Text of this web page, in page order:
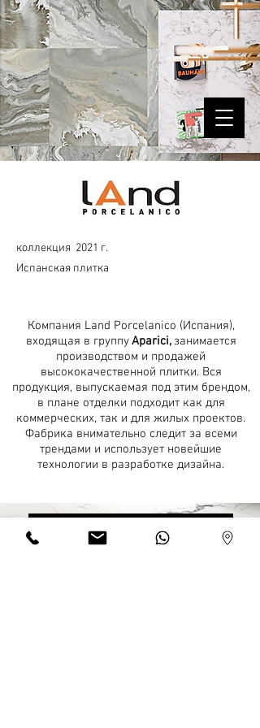
коллекция 2021 г.
Испанская плитка
Компания Land Porcelanico (Испания),
входящая в группуAparici,занимается
производством и продажей
высококачественной плитки. Вся
продукция, выпускаемая под этим брендом,
в плане отделки подходит как для
коммерческих, так и для жилых проектов.
Фабрика внимательно следит за всеми
трендами и использует новейшие
технологии в разработке дизайна.
LAND ОБЩИЙ КАТАЛОГ